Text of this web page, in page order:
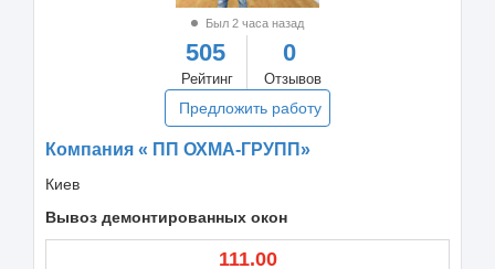
Был 2 часа назад
505
Рейтинг
0
Отзывов
Предложить работу
Компания « ПП ОХМА-ГРУПП»
Киев
Вывоз демонтированных окон
111.00